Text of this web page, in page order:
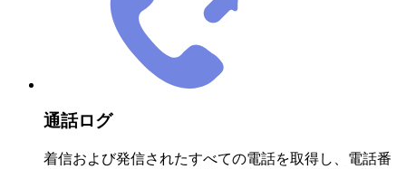
通話ログ
着信および発信されたすべての電話を取得し、電話番